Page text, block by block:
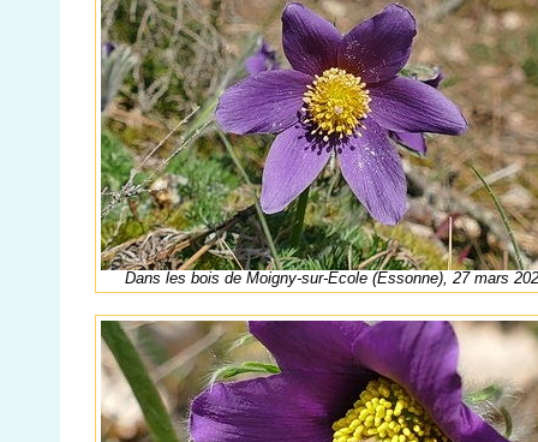
Dans les bois de Moigny-sur-Ecole (Essonne), 27 mars